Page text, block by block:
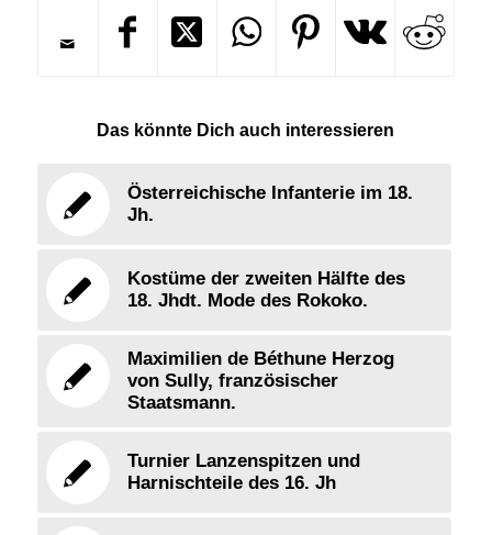
Das könnte Dich auch interessieren
Österreichische Infanterie im 18.
Jh.
Kostüme der zweiten Hälfte des
18. Jhdt. Mode des Rokoko.
Maximilien de Béthune Herzog
von Sully, französischer
Staatsmann.
Turnier Lanzenspitzen und
Harnischteile des 16. Jh